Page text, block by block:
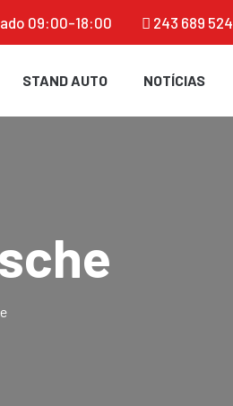
09:00-18:00 243 689 524
STAND AUTO NOTÍCIAS